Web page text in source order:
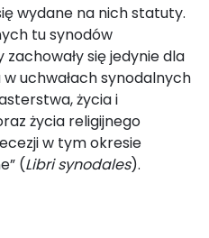
wydane na nich statuty.
tu synodów
się jedynie dla
uchwałach synodalnych
życia i
życia religijnego
w tym okresie
(Libri synodales).